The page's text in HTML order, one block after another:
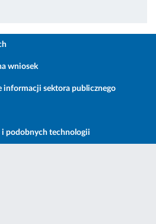
wniosek
informacji sektora publicznego
i podobnych technologii